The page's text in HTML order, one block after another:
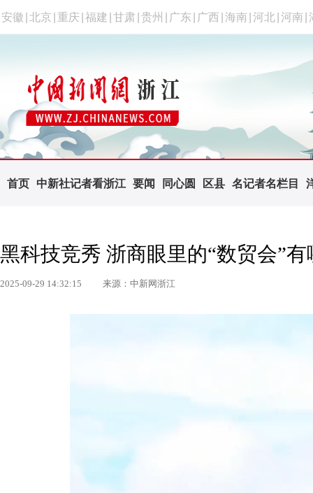
安徽 北京 重庆 福建 甘肃 贵州 广东 广西 海南 河北 河南
首页 中新社记者看浙江 要闻 同心圆 区县 名记者名栏目
黑科技竞秀 浙商眼里的“数贸会”
2025-09-29 14:32:15 来源：中新网浙江